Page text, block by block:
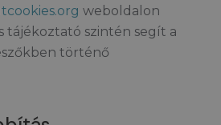
weboldalon
tájékoztató szintén segít a
történő